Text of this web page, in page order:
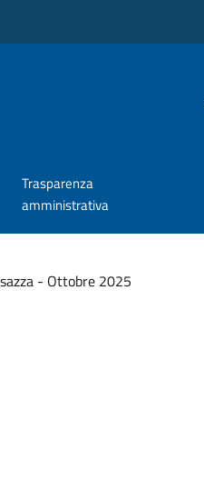
Trasparenza
amministrativa
- Ottobre 2025